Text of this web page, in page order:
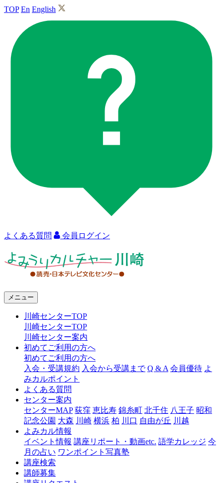
TOP En English
よくある質問 会員ログイン
ャ
崎
メニュー
川崎センターTOP
川崎センターTOP
川崎センター案内
初めてご利用の方へ
初めてご利用の方へ
入会・受講規約 入会から受講まで Q & A 会員優待 よ
みカルポイント
よくある質問
センター案内
センターMAP 荻窪 恵比寿 錦糸町 北千住 八王子 昭和
記念公園 大森 川崎 横浜 柏 川口 自由が丘 川越
よみカル情報
イベント情報 講座リポート・動画etc. 語学カレッジ 今
月の占い ワンポイント写真塾
講座検索
講師募集